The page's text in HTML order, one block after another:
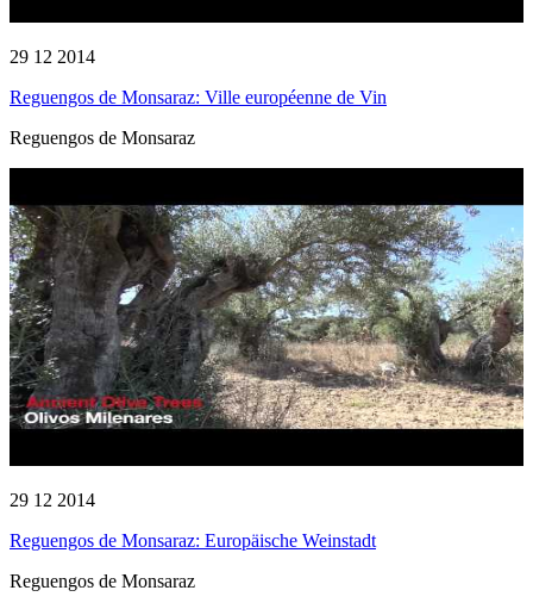
29 12 2014
Reguengos de Monsaraz: Ville européenne de Vin
Reguengos de Monsaraz
29 12 2014
Reguengos de Monsaraz: Europäische Weinstadt
Reguengos de Monsaraz